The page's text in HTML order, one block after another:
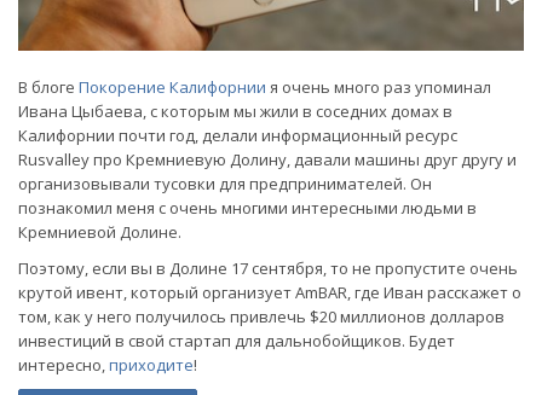
В блоге Покорение Калифорнии я очень много раз упоминал
Ивана Цыбаева, с которым мы жили в соседних домах в
Калифорнии почти год, делали информационный ресурс
Rusvalley про Кремниевую Долину, давали машины друг другу и
организовывали тусовки для предпринимателей. Он
познакомил меня с очень многими интересными людьми в
Кремниевой Долине.
Поэтому, если вы в Долине 17 сентября, то не пропустите очень
крутой ивент, который организует AmBAR, где Иван расскажет о
том, как у него получилось привлечь $20 миллионов долларов
инвестиций в свой стартап для дальнобойщиков. Будет
интересно,приходите!